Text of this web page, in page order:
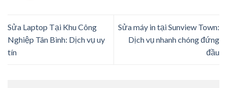
Sửa Laptop Tại Khu Công
Nghiệp Tân Bình: Dịch vụ uy
tín
Sửa máy in tại Sunview Town:
Dịch vụ nhanh chóng đứng
đầu